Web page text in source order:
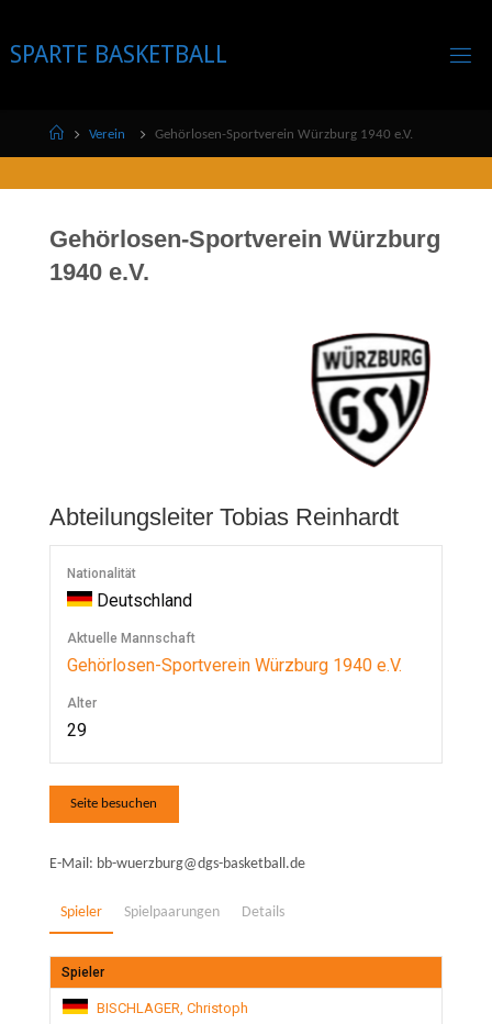
content
SPARTE BASKETBALL
HomeVerein Gehörlosen-Sportverein Würzburg 1940 e.V.
Gehörlosen-Sportverein Würzburg
1940 e.V.
AbteilungsleiterTobias Reinhardt
Nationalität
Deutschland
Aktuelle Mannschaft
Gehörlosen-Sportverein Würzburg 1940 e.V.
Alter
29
E-Mail: bb-wuerzburg@dgs-basketball.de
Spieler Spielpaarungen Details
Spieler
BISCHLAGER, Christoph